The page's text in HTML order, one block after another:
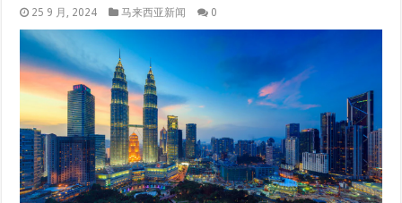
25 9 月, 2024 马来西亚新闻 0